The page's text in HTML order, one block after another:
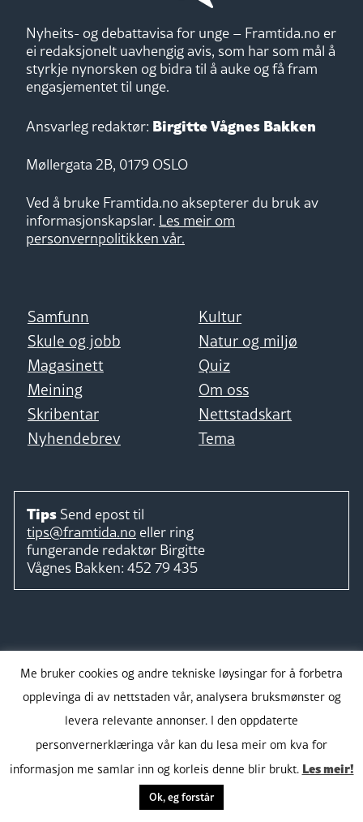
Nyheits- og debattavisa for unge – Framtida.no er
ei redaksjonelt uavhengig avis, som har som mål å
styrkje nynorsken og bidra til å auke og få fram
engasjementet til unge.
Ansvarleg redaktør: Birgitte Vågnes Bakken
Møllergata 2B, 0179 OSLO
Ved å bruke Framtida.no aksepterer du bruk av
informasjonskapslar. Les meir om
personvernpolitikken vår.
Samfunn
Kultur
Skule og jobb
Natur og miljø
Magasinett
Quiz
Meining
Om oss
Skribentar
Nettstadskart
Nyhendebrev
Tema
Tips Send epost til
tips@framtida.no eller ring
fungerande redaktør Birgitte
Vågnes Bakken: 452 79 435
Takk for støtta:
Me bruker cookies og andre tekniske løysingar for å forbetra
opplevinga di av nettstaden vår, analysera bruksmønster og
levera relevante annonser. I den oppdaterte
personvernerklæringa vår kan du lesa meir om kva for
informasjon me samlar inn og korleis denne blir brukt. Les meir!
Ok, eg forstår